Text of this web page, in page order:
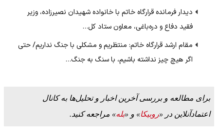
دیدار فرمانده قرارگاه خاتم با خانواده شهیدان نصیرزاده، وزیر
فقید دفاع و دره‌باغی، معاون ستاد کل…
مقام ارشد قرارگاه خاتم: منتظریم و مشکلی با جنگ نداریم/ حتی
اگر هیچ چیز نداشته باشیم، با سنگ به جنگ…
برای مطالعه و بررسی آخرین اخبار و تحلیل‌ها به کانال
اعتمادآنلاین در «روبیکا» و «بله» مراجعه کنید.